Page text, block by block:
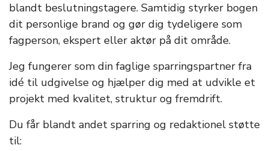
blandt beslutningstagere. Samtidig styrker bogen
dit personlige brand og gør dig tydeligere som
fagperson, ekspert eller aktør på dit område.
Jeg fungerer som din faglige sparringspartner fra
idé til udgivelse og hjælper dig med at udvikle et
projekt med kvalitet, struktur og fremdrift.
Du får blandt andet sparring og redaktionel støtte
til: